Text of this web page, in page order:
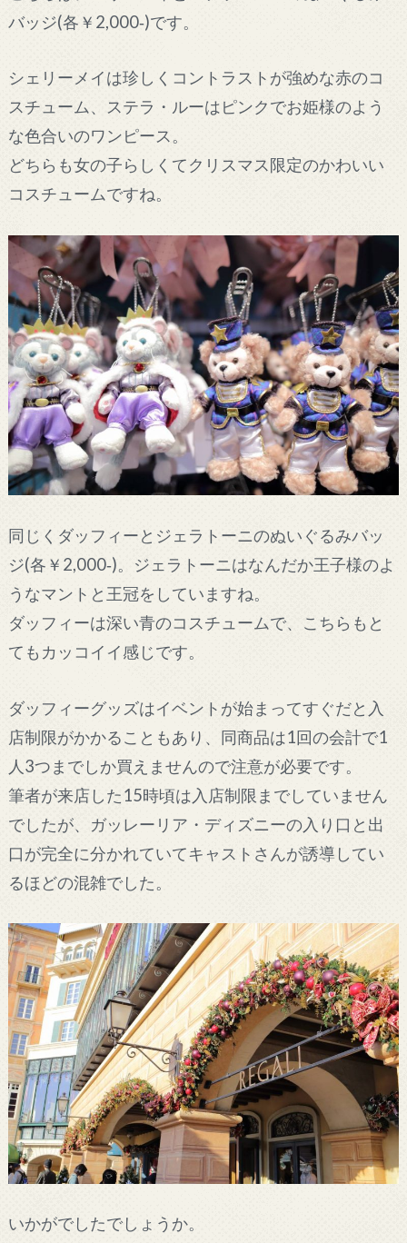
バッジ(各￥2,000‐)です。
シェリーメイは珍しくコントラストが強めな赤のコ
スチューム、ステラ・ルーはピンクでお姫様のよう
な色合いのワンピース。
どちらも女の子らしくてクリスマス限定のかわいい
コスチュームですね。
同じくダッフィーとジェラトーニのぬいぐるみバッ
ジ(各￥2,000‐)。ジェラトーニはなんだか王子様のよ
うなマントと王冠をしていますね。
ダッフィーは深い青のコスチュームで、こちらもと
てもカッコイイ感じです。
ダッフィーグッズはイベントが始まってすぐだと入
店制限がかかることもあり、同商品は1回の会計で1
人3つまでしか買えませんので注意が必要です。
筆者が来店した15時頃は入店制限までしていません
でしたが、ガッレーリア・ディズニーの入り口と出
口が完全に分かれていてキャストさんが誘導してい
るほどの混雑でした。
いかがでしたでしょうか。